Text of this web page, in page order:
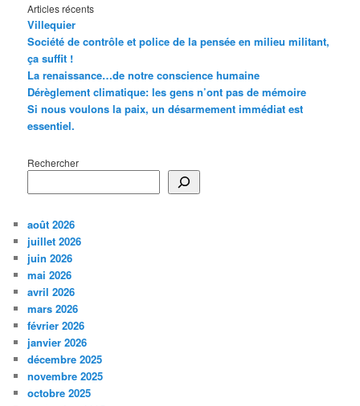
Articles récents
Villequier
Société de contrôle et police de la pensée en milieu militant,
ça suffit !
La renaissance…de notre conscience humaine
Dérèglement climatique: les gens n’ont pas de mémoire
Si nous voulons la paix, un désarmement immédiat est
essentiel.
Rechercher
août 2026
juillet 2026
juin 2026
mai 2026
avril 2026
mars 2026
février 2026
janvier 2026
décembre 2025
novembre 2025
octobre 2025